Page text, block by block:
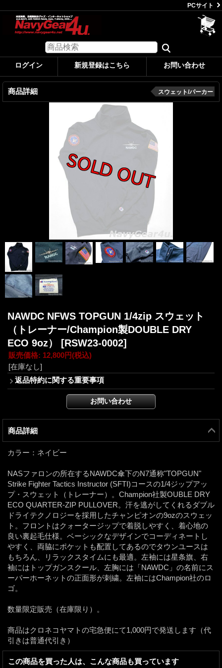
PCサイト
ログイン 新規登録はこちら お問い合わせ
商品詳細 スウェット/パーカー
NAWDC NFWS TOPGUN 1/4zip スウェット
（トレーナー/Champion製DOUBLE DRY
ECO 9oz） [RSW23-0002]
販売価格: 12,800円(税込)
[在庫なし]
返品特約に関する重要事項
商品詳細
カラー：ネイビー
NASファロンの所在するNAWDC傘下のN7通称"TOPGUN"
Strike Fighter Tactics Instructor (SFTI)コースの1/4ジップアッ
プ・スウェット（トレーナー）。Champion社製OUBLE DRY
ECO QUARTER-ZIP PULLOVER。汗を逃がしてくれるダブル
ドライテクノロジーを採用したチャンピオンの9ozのスウェッ
ト。フロントはクォータージップで着脱しやすく、着心地の
良い裏起毛仕様。ベーシックなデザインでコーディネートし
やすく、両脇にポケットも配置してあるのでタウンユースは
もちろん、リラックスタイムにも最適。左袖には星条旗、右
袖にはトップガンスクール、左胸には「NAWDC」の名前にス
ーパーホーネットの正面形が刺繍。左袖にはChampion社のロ
ゴ。
数量限定販売（在庫限り）。
商品はクロネコヤマトの宅急便にて1,000円で発送します（代
引きは普通代引き）
この商品を買った人は、こんな商品も買っています